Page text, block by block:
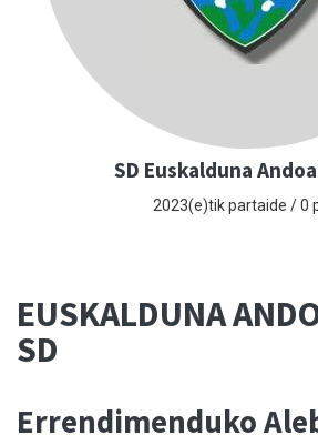
SD Euskalduna
2023(e)tik partaide / 0
EUSKALDUNA
SD
Errendimenduko